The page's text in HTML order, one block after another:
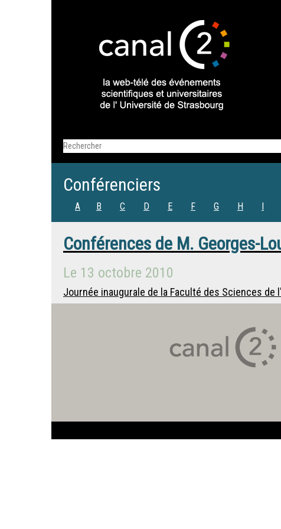
Conférenciers
A B C D E F G H I
Conférences de M. Georges-
Le 13 octobre 2010
Journée inaugurale de la Faculté des Sciences de